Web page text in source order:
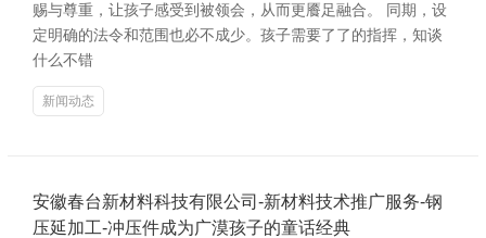
赐与尊重，让孩子感受到被领会，从而更餍足融合。 同期，设
定明确的法令和范围也必不成少。孩子需要了了的指挥，知谈
什么不错
新闻动态
安徽春台新材料科技有限公司-新材料技术推广服务-钢
压延加工-冲压件成为广漠孩子的童话经典